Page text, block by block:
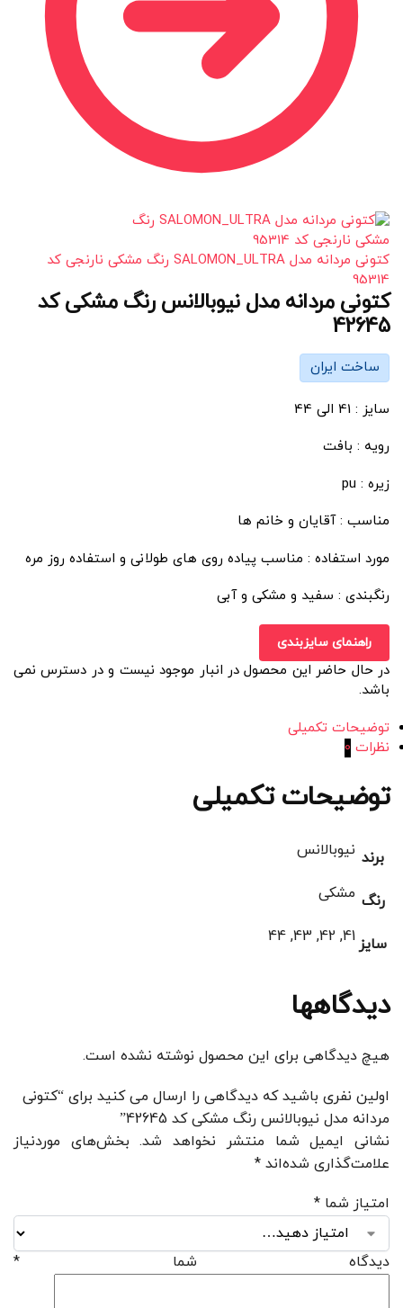
کتونی مردانه مدل SALOMON_ULTRA رنگ مشکی نارنجی کد
95314
کتونی مردانه مدل نیوبالانس رنگ مشکی کد
42645
ساخت ایران
سایز : 41 الی 44
رویه : بافت
زیره : pu
مناسب : آقایان و خانم ها
مورد استفاده : مناسب پیاده روی های طولانی و استفاده روز مره
رنگبندی : سفید و مشکی و آبی
راهنمای سایزبندی
در حال حاضر این محصول در انبار موجود نیست و در دسترس نمی
باشد.
توضیحات تکمیلی
نظرات 0
توضیحات تکمیلی
برند نیوبالانس
رنگ مشکی
سایز 41, 42, 43, 44
دیدگاهها
هیچ دیدگاهی برای این محصول نوشته نشده است.
اولین نفری باشید که دیدگاهی را ارسال می کنید برای “کتونی
مردانه مدل نیوبالانس رنگ مشکی کد 42645”
نشانی ایمیل شما منتشر نخواهد شد. بخش‌های موردنیاز
علامت‌گذاری شده‌اند *
امتیاز شما *
دیدگاه شما *